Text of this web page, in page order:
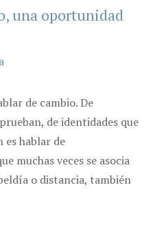
una oportunidad
de cambio. De
de identidades que
es hablar de
muchas veces se asocia
o distancia, también